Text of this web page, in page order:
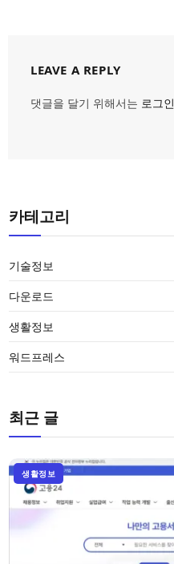
LEAVE A REPLY
댓글을 달기 위해서는 로그인
카테고리
기술정보
다운로드
생활정보
워드프레스
최근 글
생활정보